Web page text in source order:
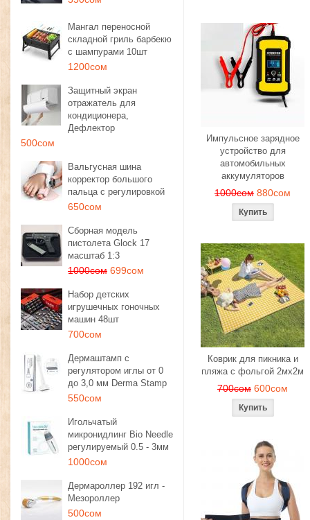
Мангал переносной
складной гриль барбекю
с шампурами 10шт
1200сом
Защитный экран
отражатель для
кондиционера,
Дефлектор
500сом
Вальгусная шина
корректор большого
пальца с регулировкой
650сом
Сборная модель
пистолета Glock 17
масштаб 1:3
1000сом 699сом
Набор детских
игрушечных гоночных
машин 48шт
700сом
Дермаштамп с
регулятором иглы от 0
до 3,0 мм Derma Stamp
550сом
Игольчатый
микронидлинг Bio Needle
регулируемый 0.5 - 3мм
1000сом
Дермароллер 192 игл -
Мезороллер
500сом
Импульсное зарядное
устройство для
автомобильных
аккумуляторов
1000сом 880сом
Коврик для пикника и
пляжа с фольгой 2мх2м
700сом 600сом